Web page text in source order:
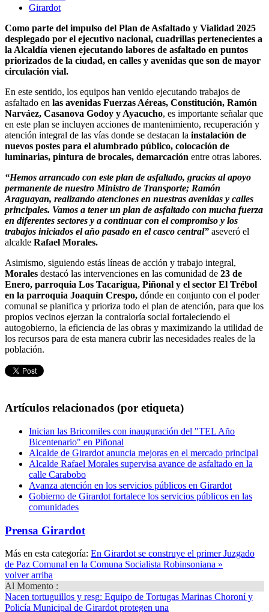
Girardot
Como parte del impulso del Plan de Asfaltado y Vialidad 2025
desplegado por el ejecutivo nacional, cuadrillas pertenecientes a
la Alcaldía vienen ejecutando labores de asfaltado en puntos
priorizados de la ciudad, en calles y avenidas que son de mayor
circulación vial.
En este sentido, los equipos han venido ejecutando trabajos de
asfaltado en las avenidas Fuerzas Aéreas, Constitución, Ramón
Narváez, Casanova Godoy y Ayacucho, es importante señalar que
en este plan se incluyen acciones de mantenimiento, recuperación y
atención integral de las vías donde se destacan la instalación de
nuevos postes para el alumbrado público, colocación de
luminarias, pintura de brocales, demarcación entre otras labores.
“Hemos arrancado con este plan de asfaltado, gracias al apoyo
permanente de nuestro Ministro de Transporte; Ramón
Araguayan, realizando atenciones en nuestras avenidas y calles
principales. Vamos a tener un plan de asfaltado con mucha fuerza
en diferentes sectores y a continuar con el compromiso y los
trabajos iniciados el año pasado en el casco central” aseveró el
alcalde Rafael Morales.
Asimismo, siguiendo estás líneas de acción y trabajo integral,
Morales destacó las intervenciones en las comunidad de 23 de
Enero, parroquia Los Tacarigua, Piñonal y el sector El Trébol
en la parroquia Joaquín Crespo, dónde en conjunto con el poder
comunal se planifica y prioriza todo el plan de atención, para que los
propios vecinos ejerzan la contraloría social fortaleciendo el
autogobierno, la eficiencia de las obras y maximizando la utilidad de
los recursos para de esta manera cubrir las necesidades reales de la
población.
Artículos relacionados (por etiqueta)
Inician las Bricomiles con inauguración del "TEL Año
Bicentenario" en Piñonal
Alcalde de Girardot anuncia mejoras en el mercado principal
Alcalde Rafael Morales supervisa avance de asfaltado en la
calle Carabobo
Avanza atención en los servicios públicos en Girardot
Gobierno de Girardot fortalece los servicios públicos en las
comunidades
Prensa Girardot
Más en esta categoría: En Girardot se construye el primer Juzgado
de Paz Comunal en la Comuna Socialista Robinsoniana »
volver arriba
Al Momento :
Nacen tortuguillos y resg: Equipo de Tortugas Marinas Choroní y
Policía Municipal de Girardot protegen una